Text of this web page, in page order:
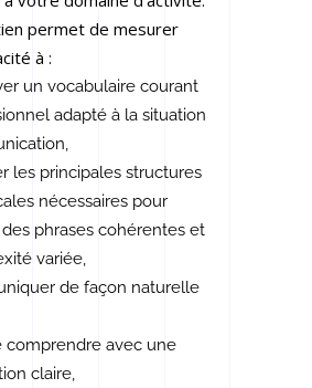
permet de mesurer
à :
un vocabulaire courant
adapté à la situation
les principales structures
nécessaires pour
phrases cohérentes et
variée,
de façon naturelle
comprendre avec une
claire,